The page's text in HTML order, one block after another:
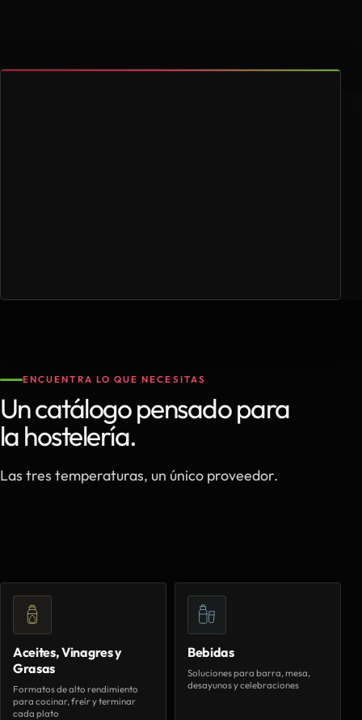
ENCUENTRA LO QUE NECESITAS
Un catálogo pensado para
la hostelería.
Las tres temperaturas, un único proveedor.
Aceites, Vinagres y
Grasas
Formatos de alto rendimiento
para cocinar, freír y terminar
cada plato
Bebidas
Soluciones para barra, mesa,
desayunos y celebraciones